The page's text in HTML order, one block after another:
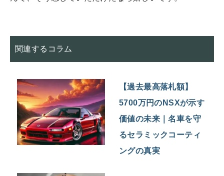
関連するコラム
【過去最高落札額】
5700万円のNSXが示す
価値の未来｜名車を守
るセラミックコーティ
ングの真実